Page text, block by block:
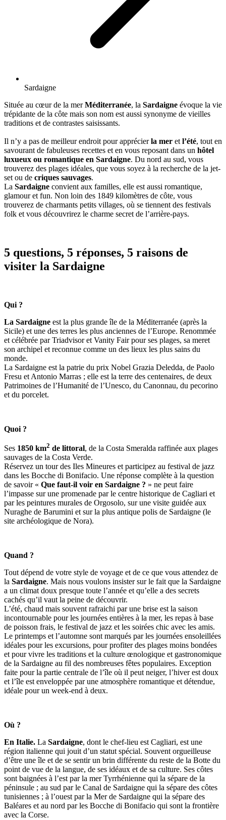
Sardaigne
Située au cœur de la merMéditerranée, la Sardaigne évoque la vie
trépidante de la côte mais son nom est aussi synonyme de vieilles
traditions et de contrastes saisissants.
Il n’y a pas de meilleur endroit pour apprécierla mer et l’été, tout en
savourant de fabuleuses recettes et en vous reposant dans un hôtel
luxueux ou romantique en Sardaigne. Du nord au sud, vous
trouverez des plages idéales, que vous soyez à la recherche de la jet-
set ou de criques sauvages.
La Sardaigne convient aux familles, elle est aussi romantique,
glamour et fun. Non loin des 1849 kilomètres de côte, vous
trouverez de charmants petits villages, où se tiennent des festivals
folk et vous découvrirez le charme secret de l’arrière-pays.
5 questions, 5 réponses, 5 raisons de
visiter la Sardaigne
Qui ?
La Sardaigne est la plus grande île de la Méditerranée (après la
Sicile) et une des terres les plus anciennes de l’Europe. Renommée
et célébrée par Triadvisor et Vanity Fair pour ses plages, sa meret
son archipel et reconnue comme un des lieux les plus sains du
monde.
La Sardaigne est la patrie du prix Nobel Grazia Deledda, de Paolo
Fresu et Antonio Marras ; elle est la terre des centenaires, de deux
Patrimoines de l’Humanité de l’Unesco, du Canonnau, du pecorino
et du porcelet.
Quoi ?
Ses 1850 km2 de littoral, de la Costa Smeralda raffinée aux plages
sauvages de la Costa Verde.
Réservez un tour des Iles Mineures et participez au festival de jazz
dans les Bocche di Bonifacio. Une réponse complète à la question
de savoir « Que faut-il voir en Sardaigne ? » ne peut faire
l’impasse sur une promenade par le centre historique de Cagliari et
par les peintures murales de Orgosolo, sur une visite guidée aux
Nuraghe de Barumini et sur la plus antique polis de Sardaigne (le
site archéologique de Nora).
Quand ?
Tout dépend de votre style de voyage et de ce que vous attendez de
la Sardaigne. Mais nous voulons insister sur le fait que la Sardaigne
a un climat doux presque toute l’année et qu’elle a des secrets
cachés qu’il vaut la peine de découvrir.
L’été, chaud mais souvent rafraichi par une brise est la saison
incontournable pour les journées entières à la mer, les repas à base
de poisson frais, le festival de jazz et les soirées chic avec les amis.
Le printemps et l’automne sont marqués par les journées ensoleillées
idéales pour les excursions, pour profiter des plages moins bondées
et pour vivre les traditions et la culture œnologique et gastronomique
de la Sardaigne au fil des nombreuses fêtes populaires. Exception
faite pour la partie centrale de l’île où il peut neiger, l’hiver est doux
et l’île est enveloppée par une atmosphère romantique et détendue,
idéale pour un week-end à deux.
Où ?
En Italie. La Sardaigne, dont le chef-lieu est Cagliari, est une
région italienne qui jouit d’un statut spécial. Souvent orgueilleuse
d’être une île et de se sentir un brin différente du reste de la Botte du
point de vue de la langue, de ses idéaux et de sa culture. Ses côtes
sont baignées à l’est par la mer Tyrrhénienne qui la sépare de la
péninsule ; au sud par le Canal de Sardaigne qui la sépare des côtes
tunisiennes ; à l’ouest par la Mer de Sardaigne qui la sépare des
Baléares et au nord par les Bocche di Bonifacio qui sont la frontière
avec la Corse.